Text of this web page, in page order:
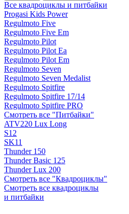
Все квадроциклы и питбайки
Progasi Kids Power
Regulmoto Five
Regulmoto Five Em
Regulmoto Pilot
Regulmoto Pilot Ea
Regulmoto Pilot Em
Regulmoto Seven
Regulmoto Seven Medalist
Regulmoto Spitfire
Regulmoto Spitfire 17/14
Regulmoto Spitfire PRO
Смотреть все "Питбайки"
ATV220 Lux Long
S12
SK11
Thunder 150
Thunder Basic 125
Thunder Lux 200
Смотреть все "Квадроциклы"
Смотреть все квадроциклы
и питбайки